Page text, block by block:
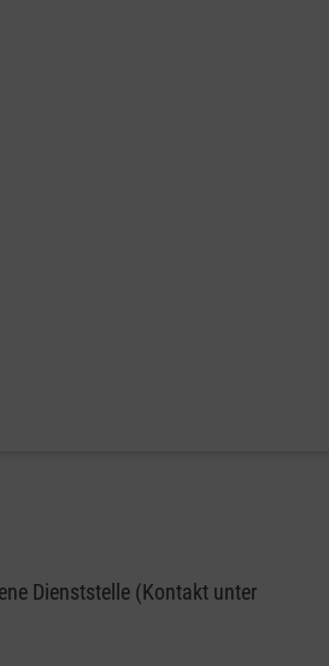
Dienststelle (Kontakt unter